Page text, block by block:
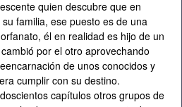
quien descubre que en
familia, ese puesto es de una
él en realidad es hijo de un
por el otro aprovechando
de unos conocidos y
cumplir con su destino.
capítulos otros grupos de